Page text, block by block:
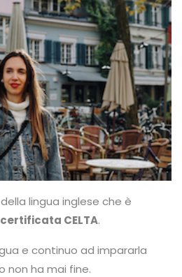
lingua inglese che è
CELTA.
e continuo ad impararla
non ha mai fine.